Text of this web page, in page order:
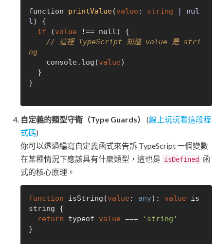
function printValue(value : string | nul
l)
{
if (value !== null) {
// 這裡 TypeScript 知道 value 是 stri
ng
    console.log(
value)
}
自定義的類型守衛（Type Guards） (線上玩玩看這段程
式碼)
你可以透過編寫自定義函式來告訴 TypeScript 一個變數
在某種情況下應該具有什麼類型，這也是 isDefined
函
式的核心原理。
function isString(value : any): value is
string {
return typeof value ===
'string'
}